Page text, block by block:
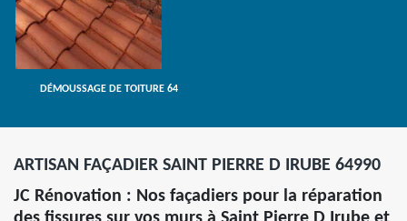
DÉMOUSSAGE DE TOITURE 64
ARTISAN FAÇADIER SAINT PIERRE D IRUBE 64990
JC Rénovation : Nos façadiers pour la réparation